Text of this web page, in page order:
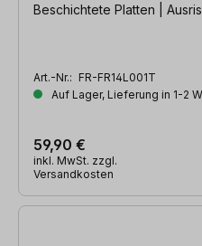
Beschichtete Platten |
Art.-Nr.: FR-FR14L001T
Auf Lager, Lieferung in 1-2
59,90 €
inkl. MwSt. zzgl.
Versandkosten